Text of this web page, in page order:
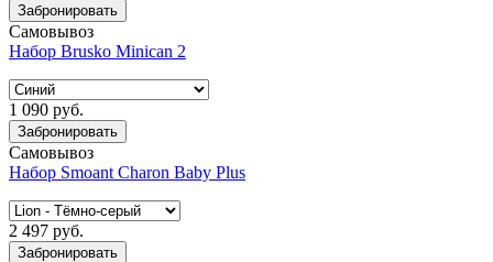
Забронировать
Самовывоз
Набор Brusko Minican 2
1 090 руб.
Забронировать
Самовывоз
Набор Smoant Charon Baby Plus
2 497 руб.
Забронировать